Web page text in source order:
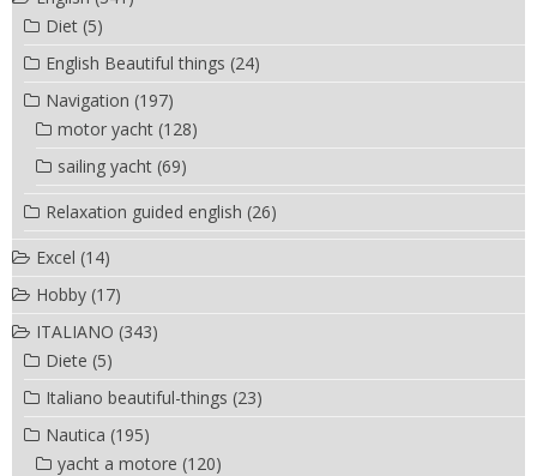
Diet (5)
English Beautiful things (24)
Navigation (197)
motor yacht (128)
sailing yacht (69)
Relaxation guided english (26)
Excel (14)
Hobby (17)
ITALIANO (343)
Diete (5)
Italiano beautiful-things (23)
Nautica (195)
yacht a motore (120)